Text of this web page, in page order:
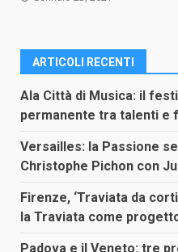
ARTICOLI RECENTI
Ala Città di Musica: il
permanente tra talenti e
Versailles: la Passione
Christophe Pichon con
Firenze, ‘Traviata da
la Traviata come
Padova e il Veneto: tre